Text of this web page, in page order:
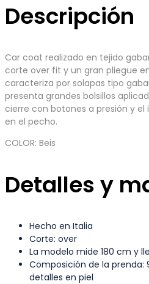
Descripción
Car coat realizado en tejido
corte over fit y un gran pliegue
caracteriza por solapas tipo
presenta grandes bolsillos
cierre con botones a presión y
en el pecho.
COLOR: Beis
Detalles y
Hecho en Italia
Corte: over
La modelo mide 180 cm y
Composición de la prenda:
detalles en piel